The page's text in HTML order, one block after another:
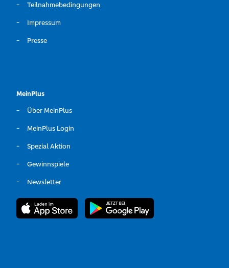
Teilnahmebedingungen
Impressum
Presse
MeinPlus
Über MeinPlus
MeinPlus Login
Spezial Aktion
Gewinnspiele
Newsletter